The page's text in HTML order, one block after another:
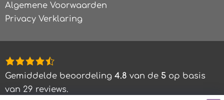
Algemene Voorwaarden
Privacy Verklaring
4,8
rating
based
Gemiddelde beoordeling 4.8 van de 5 op basis
van 29 reviews.